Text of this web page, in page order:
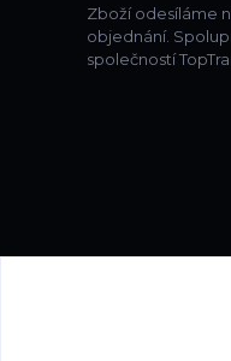
Zboží odesíláme
objednání.
společností